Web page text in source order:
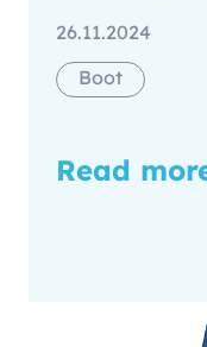
26.11.2024
Boot
Read